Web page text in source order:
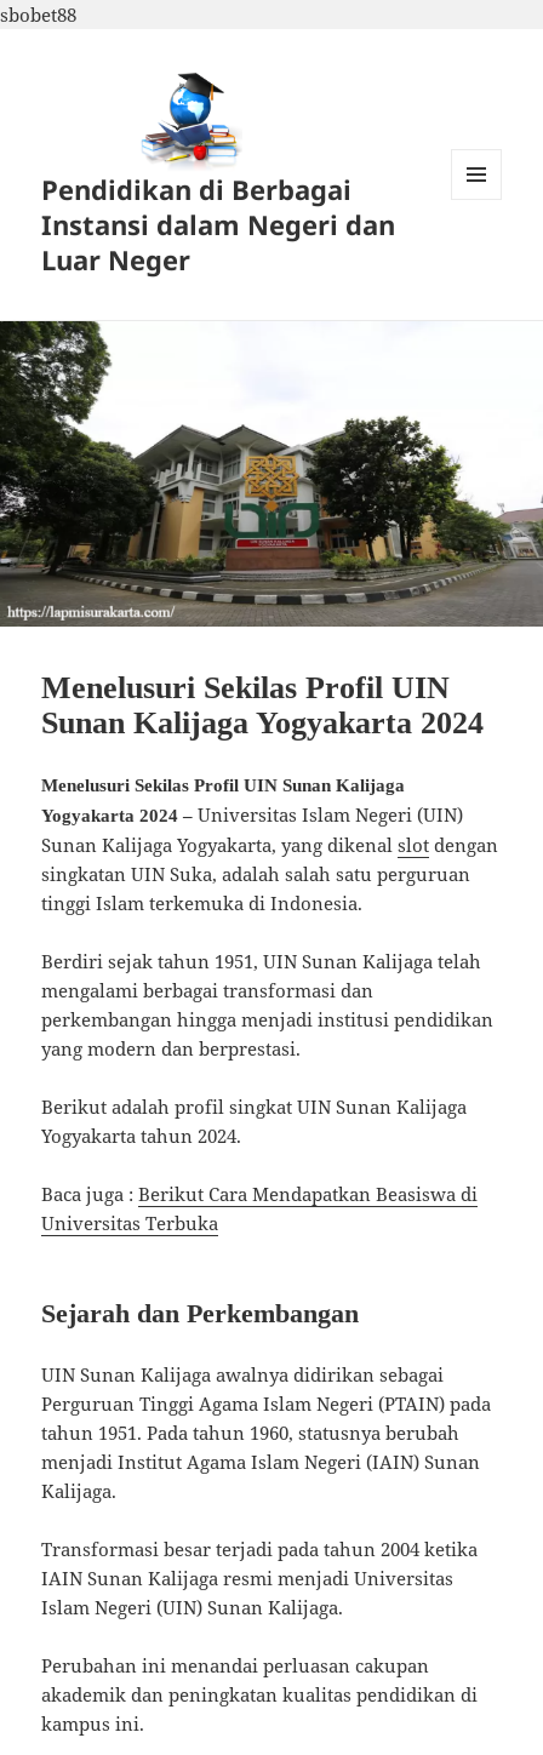
sbobet88
Pendidikan di Berbagai
Instansi dalam Negeri dan
Luar Neger
Menelusuri Sekilas Profil UIN
Sunan Kalijaga Yogyakarta 2024
Menelusuri Sekilas Profil UIN Sunan Kalijaga
Yogyakarta 2024 –Universitas Islam Negeri (UIN)
Sunan Kalijaga Yogyakarta, yang dikenalslot dengan
singkatan UIN Suka, adalah salah satu perguruan
tinggi Islam terkemuka di Indonesia.
Berdiri sejak tahun 1951, UIN Sunan Kalijaga telah
mengalami berbagai transformasi dan
perkembangan hingga menjadi institusi pendidikan
yang modern dan berprestasi.
Berikut adalah profil singkat UIN Sunan Kalijaga
Yogyakarta tahun 2024.
Baca juga :Berikut Cara Mendapatkan Beasiswa di
Universitas Terbuka
Sejarah dan Perkembangan
UIN Sunan Kalijaga awalnya didirikan sebagai
Perguruan Tinggi Agama Islam Negeri (PTAIN) pada
tahun 1951. Pada tahun 1960, statusnya berubah
menjadi Institut Agama Islam Negeri (IAIN) Sunan
Kalijaga.
Transformasi besar terjadi pada tahun 2004 ketika
IAIN Sunan Kalijaga resmi menjadi Universitas
Islam Negeri (UIN) Sunan Kalijaga.
Perubahan ini menandai perluasan cakupan
akademik dan peningkatan kualitas pendidikan di
kampus ini.